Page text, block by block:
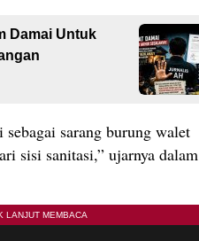
Damai Untuk
sarang burung walet
sisi sanitasi,” ujarnya dalam